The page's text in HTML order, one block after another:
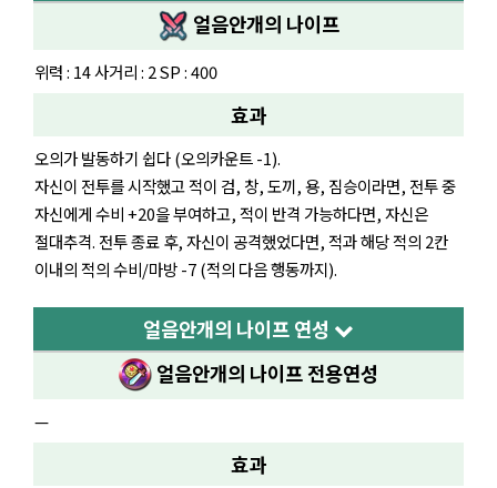
얼음안개의 나이프
위력 : 14 사거리 : 2 SP : 400
효과
오의가 발동하기 쉽다 (오의카운트 -1).
자신이 전투를 시작했고 적이 검, 창, 도끼, 용, 짐승이라면, 전투 중
자신에게 수비 +20을 부여하고, 적이 반격 가능하다면, 자신은
절대추격. 전투 종료 후, 자신이 공격했었다면, 적과 해당 적의 2칸
이내의 적의 수비/마방 -7 (적의 다음 행동까지).
얼음안개의 나이프 연성
얼음안개의 나이프전용연성
—
효과